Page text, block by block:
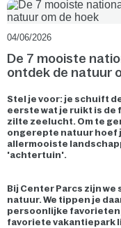
04/06/2026
De 7 mooiste
ontdek de natuur
Stel je voor: je schuift
eerste wat je ruikt is de
zilte zeelucht. Om te
ongerepte natuur hoef
allermooiste
'achtertuin'.
Bij Center Parcs zijn
natuur. We tippen je
persoonlijke
favoriete vakantiepark